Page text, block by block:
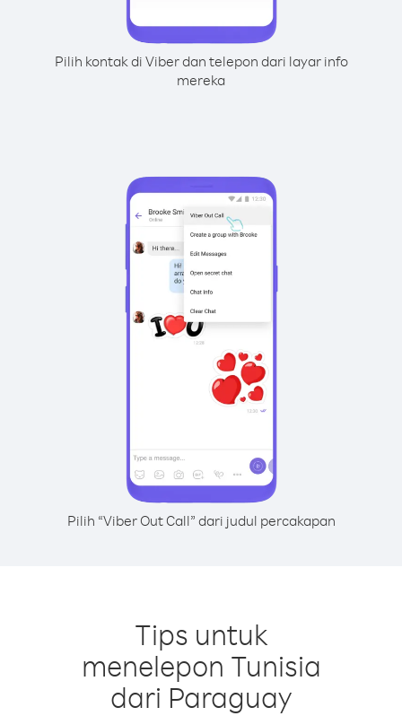
Pilih kontak di Viber dan telepon dari layar info
mereka
Pilih “Viber Out Call” dari judul percakapan
Tips untuk
menelepon Tunisia
dari Paraguay